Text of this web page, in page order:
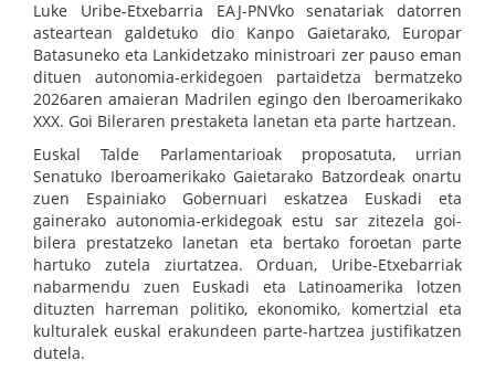
Luke Uribe-Etxebarria EAJ-PNVko senatariak datorren
asteartean galdetuko dio Kanpo Gaietarako, Europar
Batasuneko eta Lankidetzako ministroari zer pauso eman
dituen autonomia-erkidegoen partaidetza bermatzeko
2026aren amaieran Madrilen egingo den Iberoamerikako
XXX. Goi Bileraren prestaketa lanetan eta parte hartzean.
Euskal Talde Parlamentarioak proposatuta, urrian
Senatuko Iberoamerikako Gaietarako Batzordeak onartu
zuen Espainiako Gobernuari eskatzea Euskadi eta
gainerako autonomia-erkidegoak estu sar zitezela goi-
bilera prestatzeko lanetan eta bertako foroetan parte
hartuko zutela ziurtatzea. Orduan, Uribe-Etxebarriak
nabarmendu zuen Euskadi eta Latinoamerika lotzen
dituzten harreman politiko, ekonomiko, komertzial eta
kulturalek euskal erakundeen parte-hartzea justifikatzen
dutela.